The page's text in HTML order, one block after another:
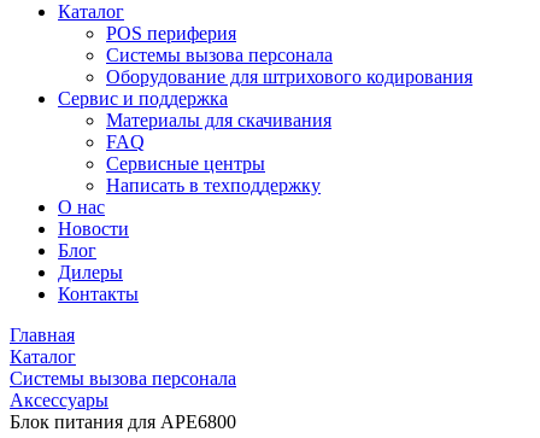
Каталог
POS периферия
Системы вызова персонала
Оборудование для штрихового кодирования
Сервис и поддержка
Материалы для скачивания
FAQ
Сервисные центры
Написать в техподдержку
О нас
Новости
Блог
Дилеры
Контакты
Главная
Каталог
Системы вызова персонала
Аксессуары
Блок питания для APE6800